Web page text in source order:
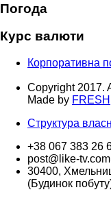
Погода
Курс валюти
Корпоративна
Copyright 2017.
Made by FRESH
Структура
+38 067 383 26
post@like-
30400,
(Будинок